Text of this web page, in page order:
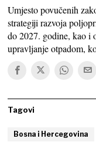
Umjesto povučenih
strategiji razvoja
do 2027. godine, kao i
upravljanje otpadom,
Tagovi
Bosna i Hercegovina